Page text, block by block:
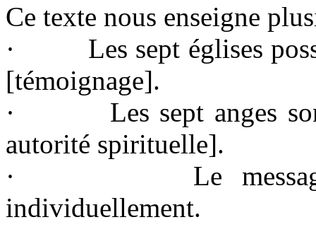
Ce texte nous enseigne
· Les sept églises
[témoignage].
· Les sept anges sont
autorité spirituelle].
· Le message est
individuellement.